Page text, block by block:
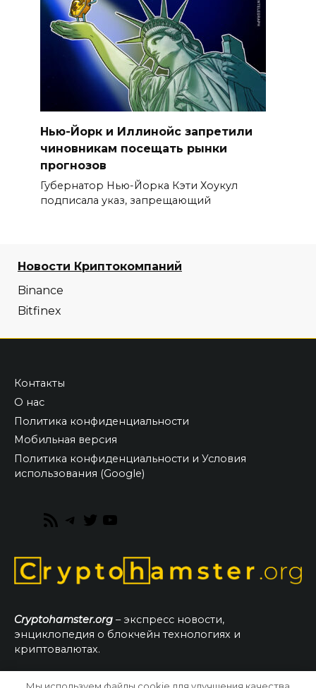
Нью-Йорк и Иллинойс запретили
чиновникам посещать рынки
прогнозов
Губернатор Нью-Йорка Кэти Хоукул
подписала указ, запрещающий
Новости Криптокомпаний
Binance
Bitfinex
Контакты
О нас
Политика конфиденциальности
Мобильная версия
Политика конфиденциальности и Условия
использования (Google)
RSS
Telegram
Twitter
Cryptohamster.org – экспресс новости,
энциклопедия о блокчейн технологиях и
криптовалютах.
Мы используем файлы cookie для улучшения качества